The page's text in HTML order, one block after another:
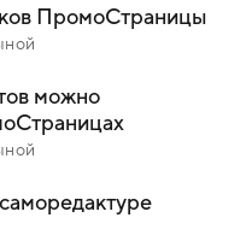
ПромоСтраницы
можно